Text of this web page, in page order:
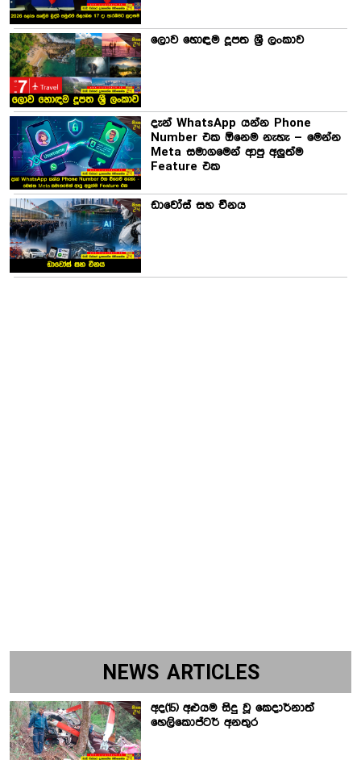
ලොව හොඳම දූපත ශ්‍රී ලංකාව
දැන් WhatsApp යන්න Phone
Number එක ඕනෙම නැහැ – මෙන්න
Meta සමාගමෙන් ආපු අලුත්ම
Feature එක
ඩාවෝස් සහ චීනය
NEWS ARTICLES
අද(15) අළුයම සිදු වූ කෙදාර්නාත්
හෙලිකොප්ටර් අනතුර